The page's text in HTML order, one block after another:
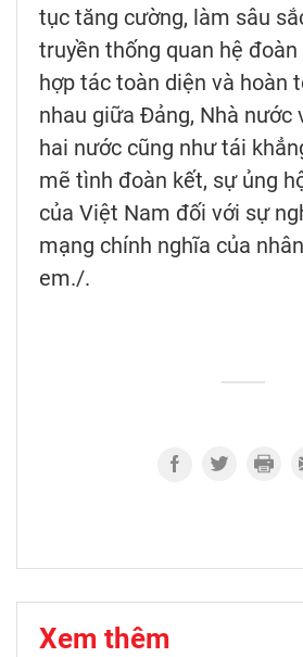
tục tăng cường, làm sâu
truyền thống quan hệ
hợp tác toàn diện và hoàn
nhau giữa Đảng, Nhà nước
hai nước cũng như tái
mẽ tình đoàn kết, sự ủng
của Việt Nam đối với sự
mạng chính nghĩa của
em./.
Xem thêm